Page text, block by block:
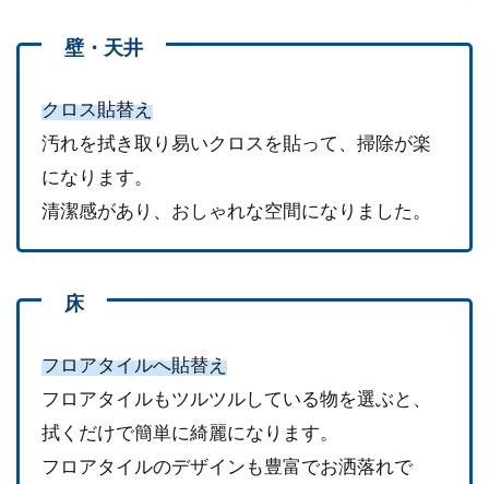
クロス貼替え
汚れを拭き取り易いクロスを貼って、掃除が楽
になります。
清潔感があり、おしゃれな空間になりました。
フロアタイルへ貼替え
フロアタイルもツルツルしている物を選ぶと、
拭くだけで簡単に綺麗になります。
フロアタイルのデザインも豊富でお洒落れで